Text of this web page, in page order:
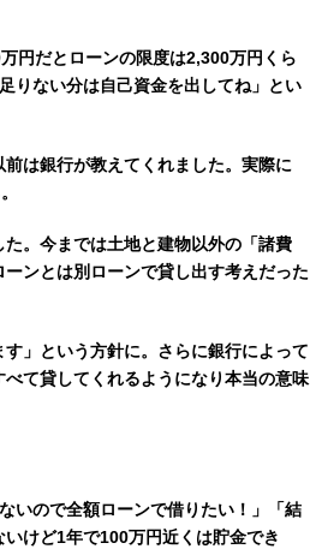
円だとローンの限度は2,300万円くら
りない分は自己資金を出してね」とい
は銀行が教えてくれました。実際に
。今までは土地と建物以外の「諸費
ンとは別ローンで貸し出す考えだった
」という方針に。さらに銀行によって
て貸してくれるようになり本当の意味
いので全額ローンで借りたい！」「結
けど1年で100万円近くは貯金でき